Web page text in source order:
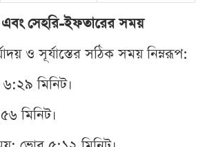
এবং সেহরি-ইফতারের সময়
ও সূর্যাস্তের সঠিক সময় নিম্নরূপ:
মিনিট।
মিনিট।